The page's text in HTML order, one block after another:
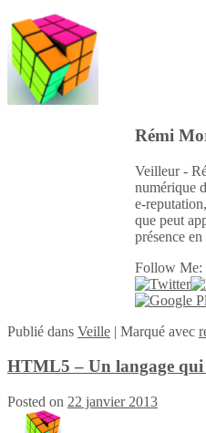
Rémi
Veilleur -
numérique
e-
que peut
présence
Follow Me:
Publié dans Veille | Marqué avec
HTML5 – Un langage qui
Posted on 22 janvier 2013